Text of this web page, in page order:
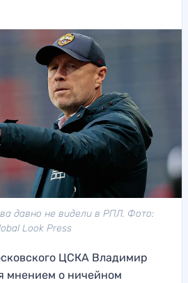
давно не видели в РПЛ. Фото:
Look Press
ЦСКА Владимир
мнением о ничейном